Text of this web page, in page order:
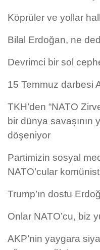
Köprüler ve yollar
Bilal Erdoğan, ne
Devrimci bir sol
15 Temmuz darbesi
TKH’den “NATO
bir dünya savaşının
döşeniyor
Partimizin sosyal
NATO’cular
Trump’ın dostu
Onlar NATO’cu, biz
AKP’nin yaygara